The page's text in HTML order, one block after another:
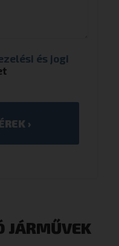
és jogi
JÁRMŰVEK